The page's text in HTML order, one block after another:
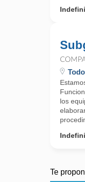
los
Te